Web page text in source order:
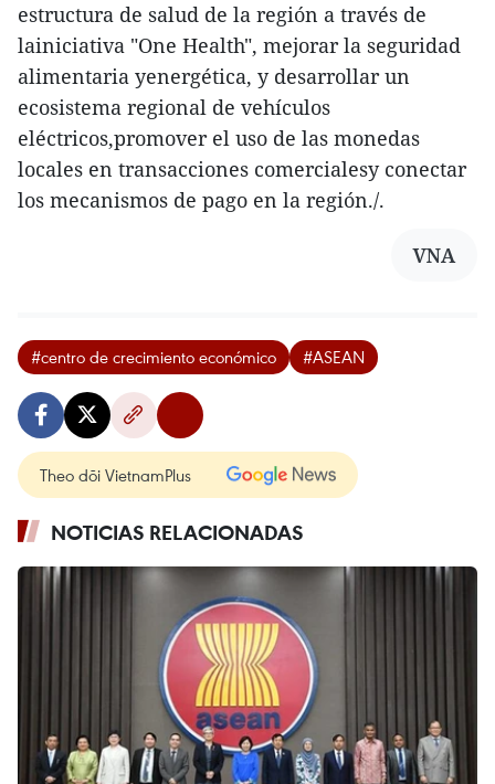
estructura de salud de la región a través de
lainiciativa "One Health", mejorar la seguridad
alimentaria yenergética, y desarrollar un
ecosistema regional de vehículos
eléctricos,promover el uso de las monedas
locales en transacciones comercialesy conectar
los mecanismos de pago en la región./.
VNA
#centro de crecimiento económico #ASEAN
Theo dõi VietnamPlus
NOTICIAS RELACIONADAS